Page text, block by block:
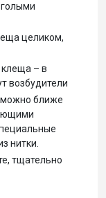
голыми
целиком,
клеща – в
возбудители
можно ближе
нитки.
тщательно